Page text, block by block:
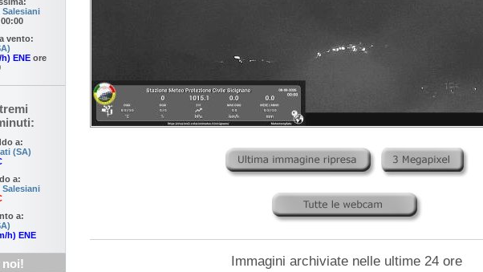
Salesiani
vento:
ENEore
a:
(SA)
a:
Salesiani
a:
h) ENE
noi! Immagini archiviate nelle ultime 24 ore